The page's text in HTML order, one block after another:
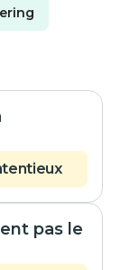
pas le